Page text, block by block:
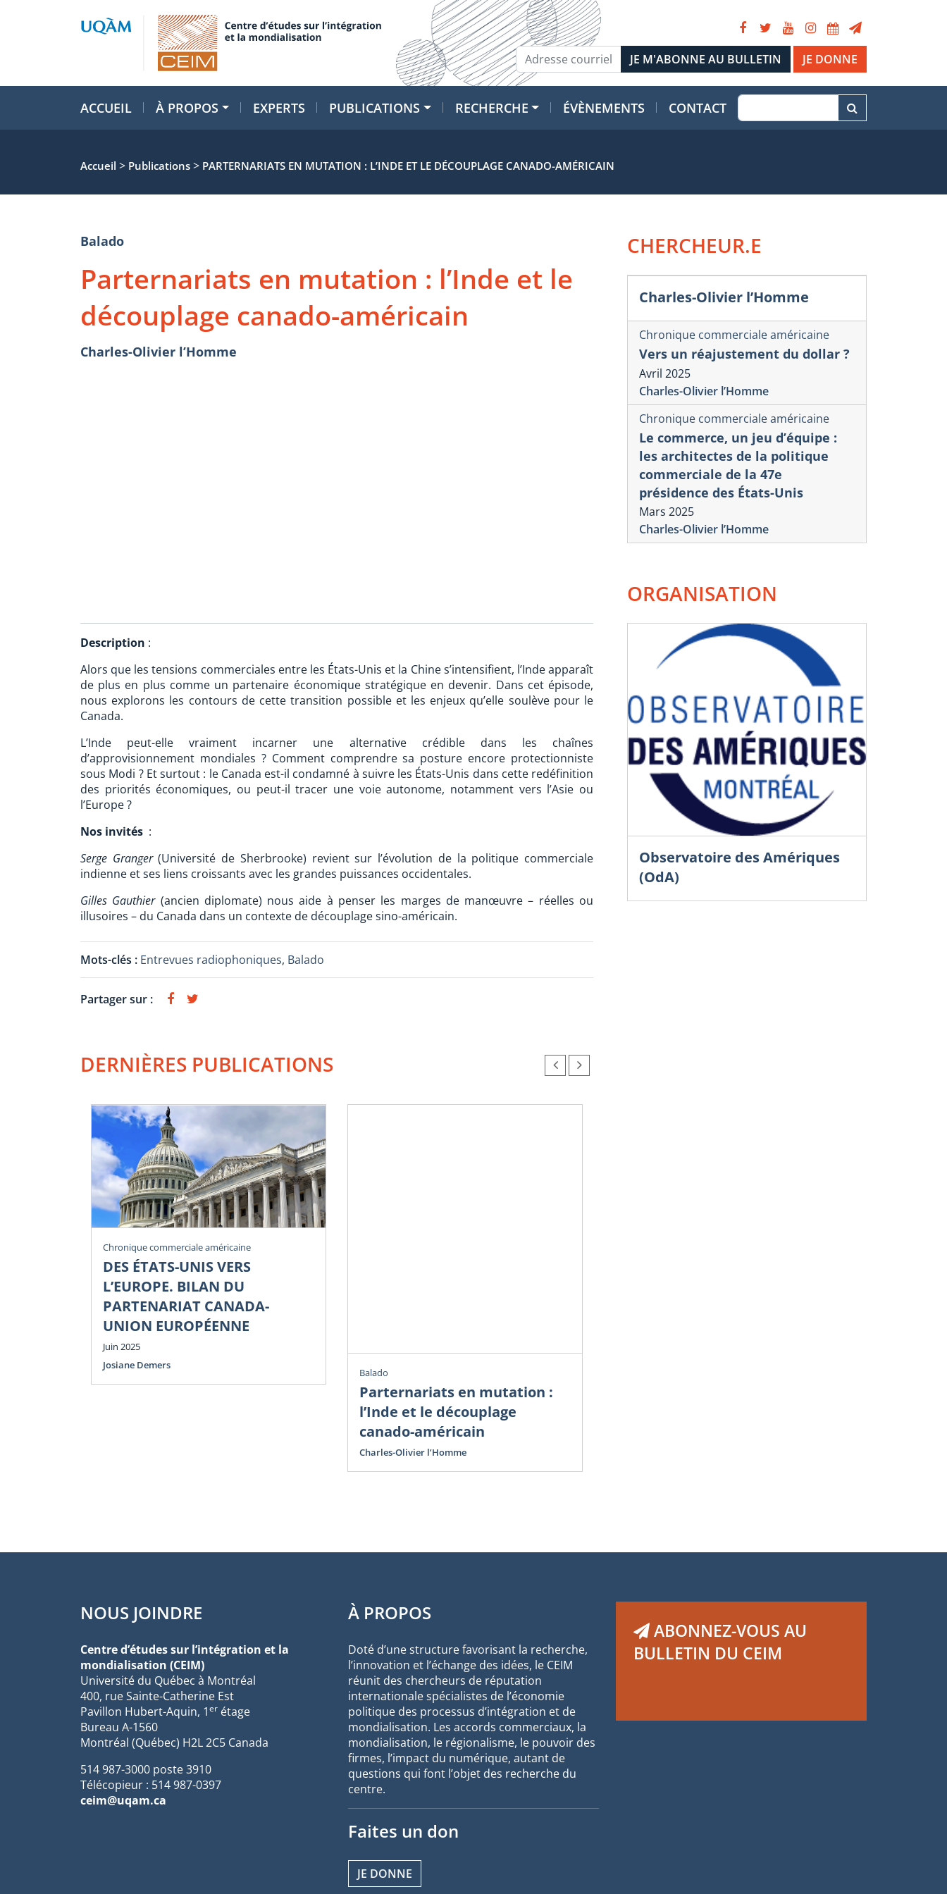
JE DONNE
ACCUEIL À PROPOS EXPERTS PUBLICATIONS RECHERCHE ÉVÈNEMENTS CONTACT
Accueil > Publications > PARTERNARIATS EN MUTATION : L’INDE ET LE DÉCOUPLAGE CANADO-AMÉRICAIN
Balado
Parternariats en mutation : l’Inde et le
découplage canado-américain
Charles-Olivier l’Homme
Description :
Alors que les tensions commerciales entre les États-Unis et la Chine s’intensifient, l’Inde apparaît
de plus en plus comme un partenaire économique stratégique en devenir. Dans cet épisode,
nous explorons les contours de cette transition possible et les enjeux qu’elle soulève pour le
Canada.
L’Inde peut-elle vraiment incarner une alternative crédible dans les chaînes
d’approvisionnement mondiales ? Comment comprendre sa posture encore protectionniste
sous Modi ? Et surtout : le Canada est-il condamné à suivre les États-Unis dans cette redéfinition
des priorités économiques, ou peut-il tracer une voie autonome, notamment vers l’Asie ou
l’Europe ?
Nos invités :
Serge Granger(Université de Sherbrooke) revient sur l’évolution de la politique commerciale
indienne et ses liens croissants avec les grandes puissances occidentales.
Gilles Gauthier(ancien diplomate) nous aide à penser les marges de manœuvre – réelles ou
illusoires – du Canada dans un contexte de découplage sino-américain.
Mots-clés : Entrevues radiophoniques, Balado
Partager sur :
DERNIÈRES PUBLICATIONS
Chronique commerciale américaine
DES ÉTATS-UNIS VERS
L’EUROPE. BILAN DU
PARTENARIAT CANADA-
UNION EUROPÉENNE
Juin 2025
Josiane Demers
Balado
Parternariats en mutation :
l’Inde et le découplage
canado-américain
Charles-Olivier l’Homme
CHERCHEUR.E
Charles-Olivier l’Homme
Chronique commerciale américaine
Vers un réajustement du dollar ?
Avril 2025
Charles-Olivier l’Homme
Chronique commerciale américaine
Le commerce, un jeu d’équipe :
les architectes de la politique
commerciale de la 47e
présidence des États-Unis
Mars 2025
Charles-Olivier l’Homme
ORGANISATION
Observatoire des Amériques
(OdA)
NOUS JOINDRE
Centre d’études sur l’intégration et la
mondialisation (CEIM)
Université du Québec à Montréal
400, rue Sainte-Catherine Est
Pavillon Hubert-Aquin, 1er étage
Bureau A-1560
Montréal (Québec) H2L 2C5 Canada
514 987-3000 poste 3910
Télécopieur : 514 987-0397
ceim@uqam.ca
À PROPOS
Doté d’une structure favorisant la recherche,
l’innovation et l’échange des idées, le CEIM
réunit des chercheurs de réputation
internationale spécialistes de l’économie
politique des processus d’intégration et de
mondialisation. Les accords commerciaux, la
mondialisation, le régionalisme, le pouvoir des
firmes, l’impact du numérique, autant de
questions qui font l’objet des recherche du
centre.
Faites un don
JE DONNE
ABONNEZ-VOUS AU
BULLETIN DU CEIM